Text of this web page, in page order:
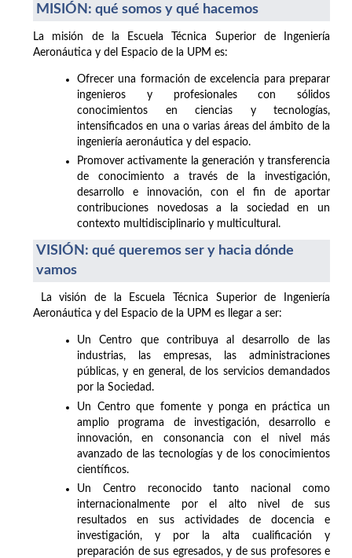
MISIÓN: qué somos y qué hacemos
La misión de la Escuela Técnica Superior de Ingeniería
Aeronáutica y del Espacio de la UPM es:
Ofrecer una formación de excelencia para preparar
ingenieros y profesionales con sólidos
conocimientos en ciencias y tecnologías,
intensificados en una o varias áreas del ámbito de la
ingeniería aeronáutica y del espacio.
Promover activamente la generación y transferencia
de conocimiento a través de la investigación,
desarrollo e innovación, con el fin de aportar
contribuciones novedosas a la sociedad en un
contexto multidisciplinario y multicultural.
VISIÓN: qué queremos ser y hacia dónde
vamos
La visión de la Escuela Técnica Superior de Ingeniería
Aeronáutica y del Espacio de la UPM es llegar a ser:
Un Centro que contribuya al desarrollo de las
industrias, las empresas, las administraciones
públicas, y en general, de los servicios demandados
por la Sociedad.
Un Centro que fomente y ponga en práctica un
amplio programa de investigación, desarrollo e
innovación, en consonancia con el nivel más
avanzado de las tecnologías y de los conocimientos
científicos.
Un Centro reconocido tanto nacional como
internacionalmente por el alto nivel de sus
resultados en sus actividades de docencia e
investigación, y por la alta cualificación y
preparación de sus egresados, y de sus profesores e